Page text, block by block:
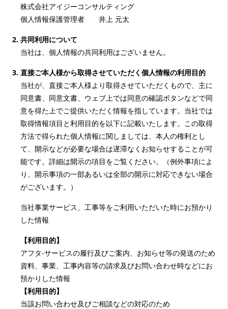
株式会社アイジーコンサルティング
個人情報保護管理者 井上 元太
共同利用について
当社は、個人情報の共同利用はございません。
直接ご本人様から取得させていただく個人情報の利用目的
当社が、直接ご本人様より取得させていただくもので、主に
同意書、同意文書、ウェブ上では同意の確認ボタンなどで同
意を得た上でご提供いただく情報を指しています。当社では
取得情報項目と利用目的を以下に記載いたします。この取得
方法で得られた個人情報に関しましては、本人の権利とし
て、開示などが必要な場合は遅滞なくお知らせすることが可
能です。詳細は開示の項目をご覧ください。（例外事項によ
り、開示事項の一部あるいは全部の開示に対応できない場合
がございます。）
当社事業サービス、工事等をご利用いただいた時にお預かり
した情報
【利用目的】
アフタ-サービスの履行及びご案内、お知らせ等の発送のため
資料、事業、工事内容等の請求及びお問い合わせ時などにお
預かりした情報
【利用目的】
当該お問い合わせ及びご相談などの対応のため